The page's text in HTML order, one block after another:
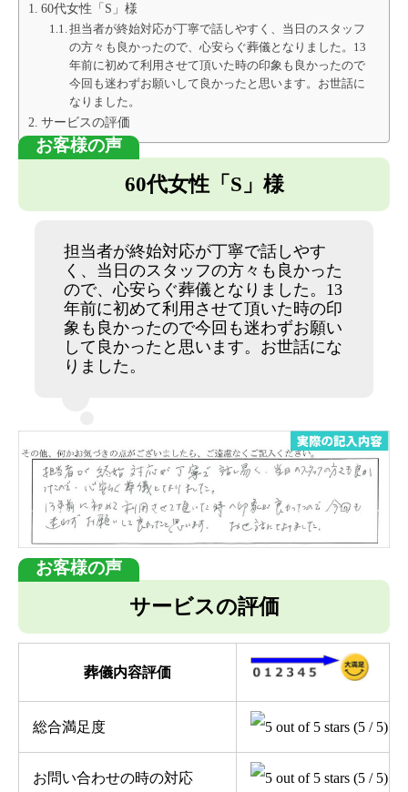
60代女性「S」様
担当者が終始対応が丁寧で話しやすく、当日のスタッフ
の方々も良かったので、心安らぐ葬儀となりました。13
年前に初めて利用させて頂いた時の印象も良かったので
今回も迷わずお願いして良かったと思います。お世話に
なりました。
サービスの評価
60代女性「S」様
担当者が終始対応が丁寧で話しやす
く、当日のスタッフの方々も良かった
ので、心安らぐ葬儀となりました。13
年前に初めて利用させて頂いた時の印
象も良かったので今回も迷わずお願い
して良かったと思います。お世話にな
りました。
サービスの評価
葬儀内容評価
総合満足度 (5 / 5)
お問い合わせの時の対応 (5 / 5)